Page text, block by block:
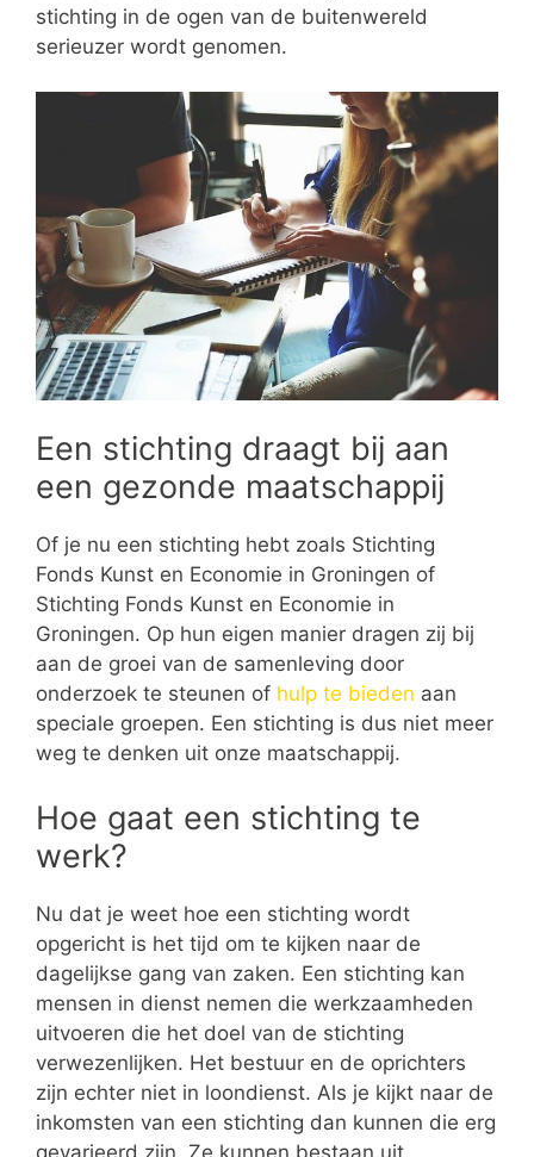
stichting in de ogen van de buitenwereld
serieuzer wordt genomen.
Een stichting draagt bij aan
een gezonde maatschappij
Of je nu een stichting hebt zoals Stichting
Fonds Kunst en Economie in Groningen of
Stichting Fonds Kunst en Economie in
Groningen. Op hun eigen manier dragen zij bij
aan de groei van de samenleving door
onderzoek te steunen of hulp te bieden aan
speciale groepen. Een stichting is dus niet meer
weg te denken uit onze maatschappij.
Hoe gaat een stichting te
werk?
Nu dat je weet hoe een stichting wordt
opgericht is het tijd om te kijken naar de
dagelijkse gang van zaken. Een stichting kan
mensen in dienst nemen die werkzaamheden
uitvoeren die het doel van de stichting
verwezenlijken. Het bestuur en de oprichters
zijn echter niet in loondienst. Als je kijkt naar de
inkomsten van een stichting dan kunnen die erg
gevarieerd zijn. Ze kunnen bestaan uit